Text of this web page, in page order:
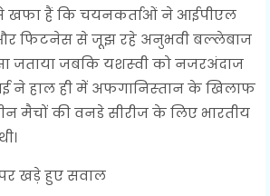
खफा हैं कि चयनकर्ताओं ने आईपीएल
और फिटनेस से जूझ रहे अनुभवी बल्‍लेबाज
जताया जबकि यशस्‍वी को नजरअंदाज
ने हाल ही में अफगानिस्‍तान के खिलाफ
मैचों की वनडे सीरीज के लिए भारतीय
खड़े हुए सवाल